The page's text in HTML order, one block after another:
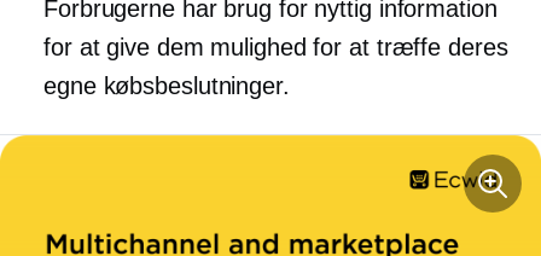
Forbrugerne har brug for nyttig information
for at give dem mulighed for at træffe deres
egne købsbeslutninger.